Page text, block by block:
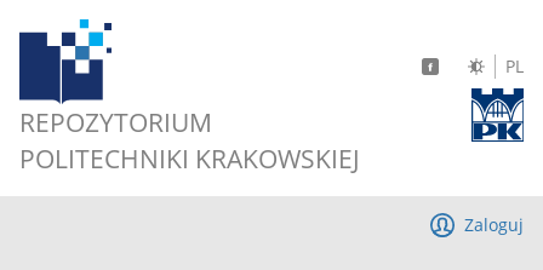
REPOZYTORIUM
POLITECHNIKI KRAKOWSKIEJ
PL
Zaloguj